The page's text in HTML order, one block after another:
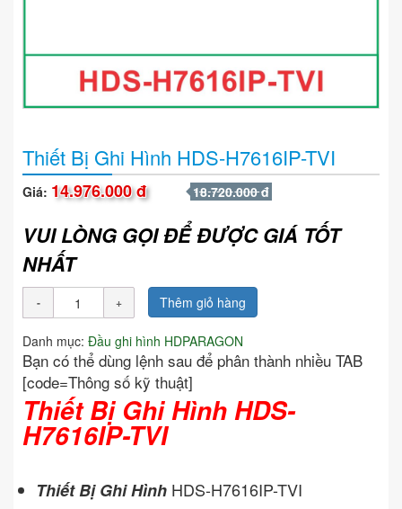
Thiết Bị Ghi Hình HDS-H7616IP-TVI
Giá: 14.976.000 đ 18.720.000 đ
VUI LÒNG GỌI ĐỂ ĐƯỢC GIÁ TỐT
NHẤT
Thêm giỏ hàng
Danh mục: Đầu ghi hình HDPARAGON
Bạn có thể dùng lệnh sau để phân thành nhiều TAB
[code=Thông số kỹ thuật]
Thiết Bị Ghi Hình HDS-
H7616IP-TVI
Thiết Bị Ghi Hình HDS-H7616IP-TVI